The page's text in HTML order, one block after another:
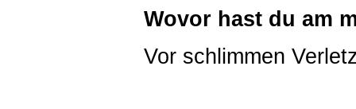
Wovor hast du am
Vor schlimmen